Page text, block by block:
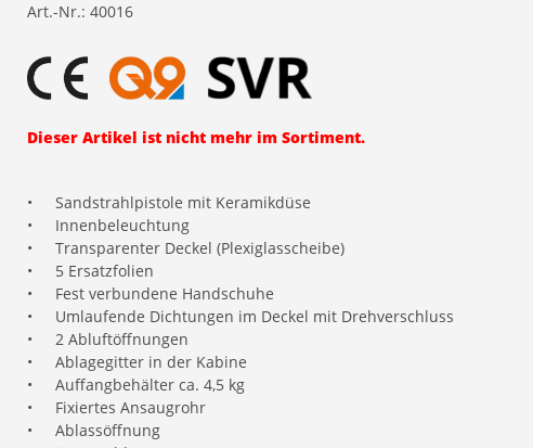
Art.-Nr.: 40016
Dieser Artikel ist nicht mehr im Sortiment.
•
Sandstrahlpistole mit Keramikdüse
•
Innenbeleuchtung
•
Transparenter Deckel (Plexiglasscheibe)
•
5 Ersatzfolien
•
Fest verbundene Handschuhe
•
Umlaufende Dichtungen im Deckel mit Drehverschluss
•
2 Abluftöffnungen
•
Ablagegitter in der Kabine
•
Auffangbehälter ca. 4,5 kg
•
Fixiertes Ansaugrohr
•
Ablassöffnung